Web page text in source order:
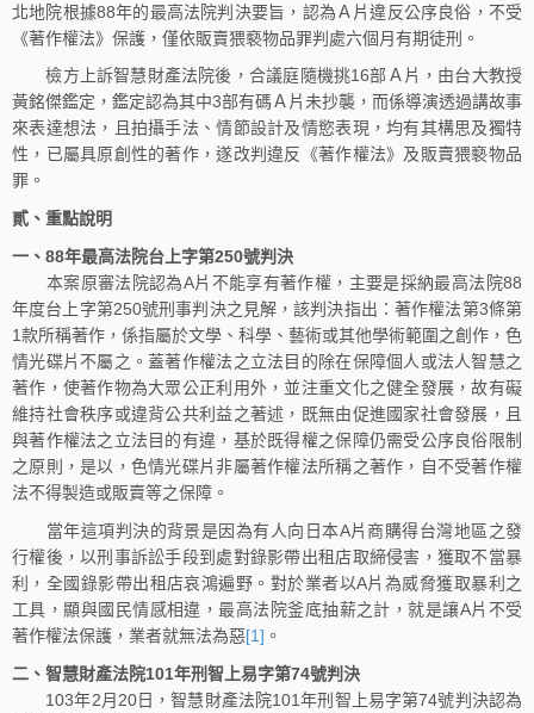
北地院根據88年的最高法院判決要旨，認為Ａ片違反公序良俗，不受
《著作權法》保護，僅依販賣猥褻物品罪判處六個月有期徒刑。
檢方上訴智慧財產法院後，合議庭隨機挑16部Ａ片，由台大教授
黃銘傑鑑定，鑑定認為其中3部有碼Ａ片未抄襲，而係導演透過講故事
來表達想法，且拍攝手法、情節設計及情慾表現，均有其構思及獨特
性，已屬具原創性的著作，遂改判違反《著作權法》及販賣猥褻物品
罪。
貳、重點說明
一、 88年最高法院台上字第250號判決
本案原審法院認為A片不能享有著作權，主要是採納最高法院88
年度台上字第250號刑事判決之見解，該判決指出：著作權法第3條第
1款所稱著作，係指屬於文學、科學、藝術或其他學術範圍之創作，色
情光碟片不屬之。蓋著作權法之立法目的除在保障個人或法人智慧之
著作，使著作物為大眾公正利用外，並注重文化之健全發展，故有礙
維持社會秩序或違背公共利益之著述，既無由促進國家社會發展，且
與著作權法之立法目的有違，基於既得權之保障仍需受公序良俗限制
之原則，是以，色情光碟片非屬著作權法所稱之著作，自不受著作權
法不得製造或販賣等之保障。
當年這項判決的背景是因為有人向日本A片商購得台灣地區之發
行權後，以刑事訴訟手段到處對錄影帶出租店取締侵害，獲取不當暴
利，全國錄影帶出租店哀鴻遍野。對於業者以A片為威脅獲取暴利之
工具，顯與國民情感相違，最高法院釜底抽薪之計，就是讓A片不受
著作權法保護，業者就無法為惡[1] 。
二、 智慧財產法院101年刑智上易字第74號判決
103年2月20日，智慧財產法院101年刑智上易字第74號判決認為